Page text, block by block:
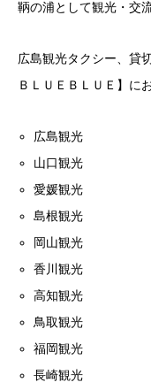
鞆の浦として観光・交
広島観光タクシー、貸
ＢＬＵＥＢＬＵＥ】に
広島観光
山口観光
愛媛観光
島根観光
岡山観光
香川観光
高知観光
鳥取観光
福岡観光
長崎観光